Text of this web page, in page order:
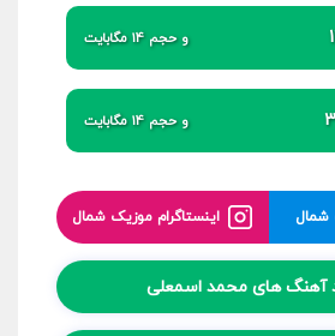
و حجم 14 مگابایت
و حجم 14 مگابایت
شمال اینستاگرام موزیک شمال
آهنگ های محمد اسمعلی